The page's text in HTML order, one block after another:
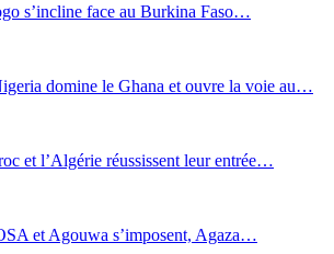
s’incline face au Burkina Faso…
domine le Ghana et ouvre la voie au…
et l’Algérie réussissent leur entrée…
et Agouwa s’imposent, Agaza…